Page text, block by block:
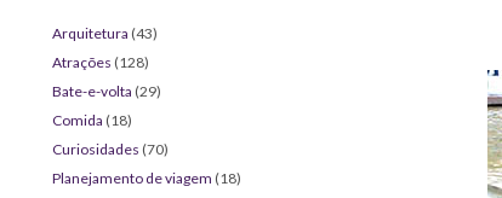
Arquitetura (43)
Atrações (128)
Bate-e-volta (29)
Comida (18)
Curiosidades (70)
Planejamento de viagem (18)